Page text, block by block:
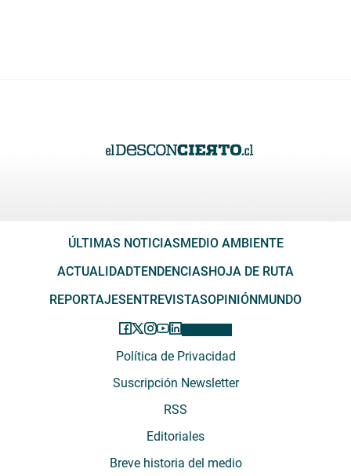
ÚLTIMAS NOTICIASMEDIO AMBIENTE
ACTUALIDADTENDENCIASHOJA DE RUTA
REPORTAJESENTREVISTASOPINIÓNMUNDO
Política de Privacidad
Suscripción Newsletter
RSS
Editoriales
Breve historia del medio